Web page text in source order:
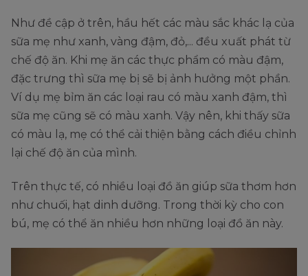
Như đề cập ở trên, hầu hết các màu sắc khác lạ của
sữa mẹ như xanh, vàng đậm, đỏ,... đều xuất phát từ
chế độ ăn. Khi mẹ ăn các thực phẩm có màu đậm,
đặc trưng thì sữa mẹ bị sẽ bị ảnh hưởng một phần.
Ví dụ mẹ bỉm ăn các loại rau có màu xanh đậm, thì
sữa mẹ cũng sẽ có màu xanh. Vậy nên, khi thấy sữa
có màu lạ, mẹ có thể cải thiện bằng cách điều chỉnh
lại chế độ ăn của mình.
Trên thực tế, có nhiều loại đồ ăn giúp sữa thơm hơn
như chuối, hạt dinh dưỡng. Trong thời kỳ cho con
bú, mẹ có thể ăn nhiều hơn những loại đồ ăn này.